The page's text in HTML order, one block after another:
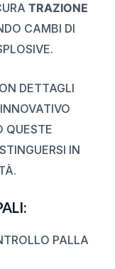
TRAZIONE
CAMBI DI
DETTAGLI
QUESTE
IN
PALLA